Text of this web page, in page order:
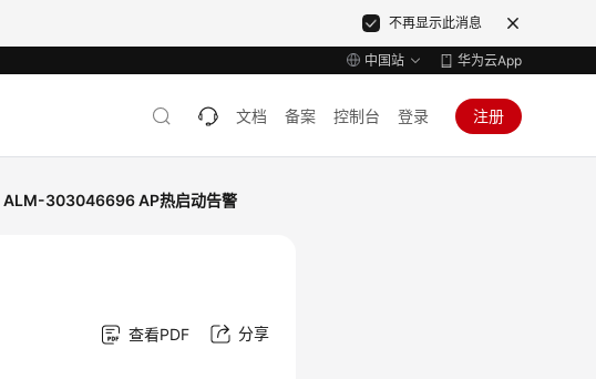
不再显示此消息
中国站 华为云App
文档 备案 控制台 登录 注册
ALM-303046696 AP热启动告警
查看PDF 分享